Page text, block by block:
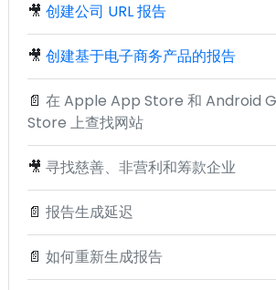
🎥 创建公司 URL 报告
🎥 创建基于电子商务产品的报告
📄 在 Apple App Store 和 Android
Store 上查找网站
🎥 寻找慈善、非营利和筹款企业
📄 报告生成延迟
📄 如何重新生成报告